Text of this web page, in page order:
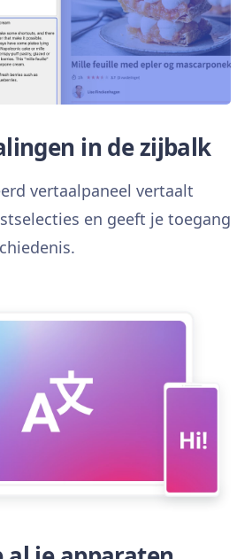
in de zijbalk
vertaalpaneel vertaalt
en geeft je toegang